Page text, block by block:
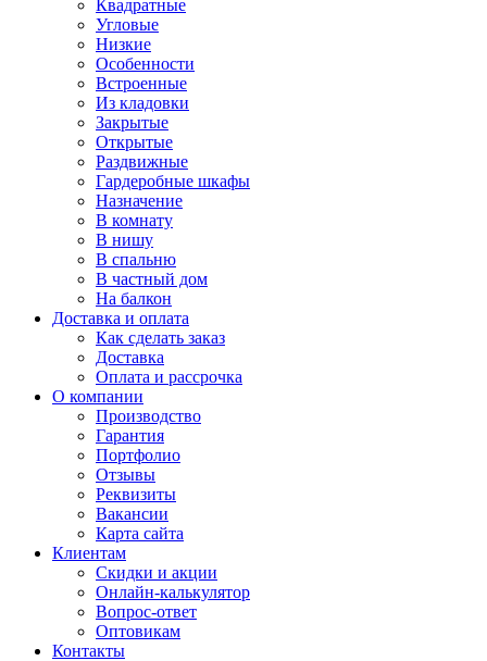
Квадратные
Угловые
Низкие
Особенности
Встроенные
Из кладовки
Закрытые
Открытые
Раздвижные
Гардеробные шкафы
Назначение
В комнату
В нишу
В спальню
В частный дом
На балкон
Доставка и оплата
Как сделать заказ
Доставка
Оплата и рассрочка
О компании
Производство
Гарантия
Портфолио
Отзывы
Реквизиты
Вакансии
Карта сайта
Клиентам
Скидки и акции
Онлайн-калькулятор
Вопрос-ответ
Оптовикам
Контакты